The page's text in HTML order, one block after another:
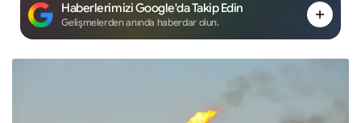
Haberlerimizi Google'da Takip Edin
Gelişmelerden anında haberdar olun.